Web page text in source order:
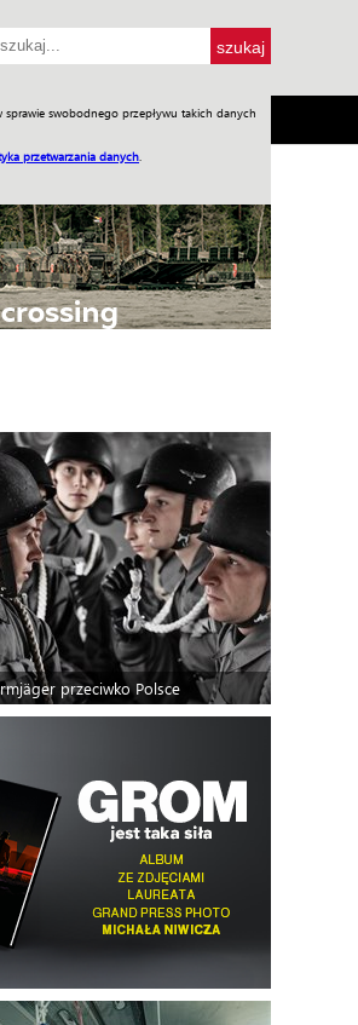
swobodnego przepływu takich danych
przetwarzania danych
Praca w WIW
przeciwko Polsce